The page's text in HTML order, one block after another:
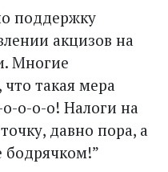
поддержку
акцизов на
Многие
такая мера
о-о-о! Налоги на
давно пора, а
бодрячком!”